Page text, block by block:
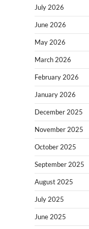
July 2026
June 2026
May 2026
March 2026
February 2026
January 2026
December 2025
November 2025
October 2025
September 2025
August 2025
July 2025
June 2025